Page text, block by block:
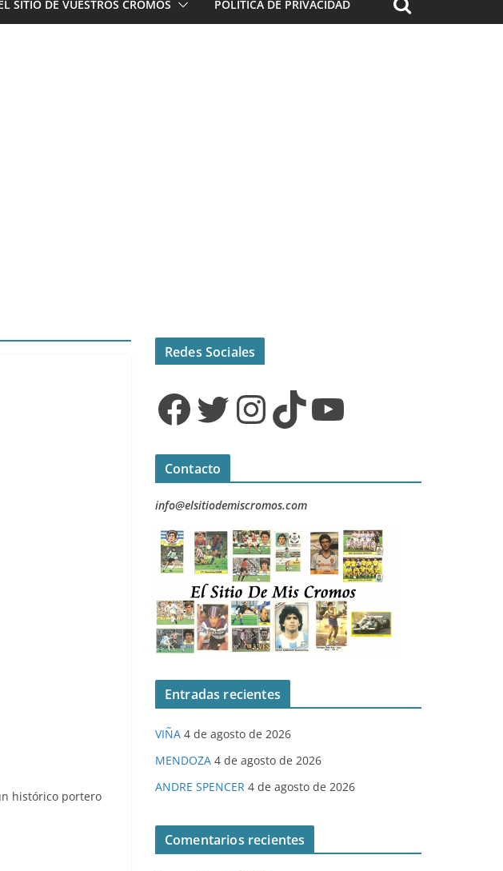
SITIO DE VUESTROS CROMOS POLÍTICA DE PRIVACIDAD
histórico portero
Redes Sociales
Facebook Twitter InstagramTikTok YouTube
Contacto
info@elsitiodemiscromos.com
Entradas recientes
VIÑA 4 de agosto de 2026
MENDOZA 4 de agosto de 2026
ANDRE SPENCER 4 de agosto de 2026
Comentarios recientes